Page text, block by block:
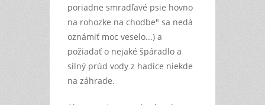
poriadne smradľavé psie hovno
na rohozke na chodbe" sa nedá
oznámiť moc veselo...) a
požiadať o nejaké špáradlo a
silný prúd vody z hadice niekde
na záhrade.